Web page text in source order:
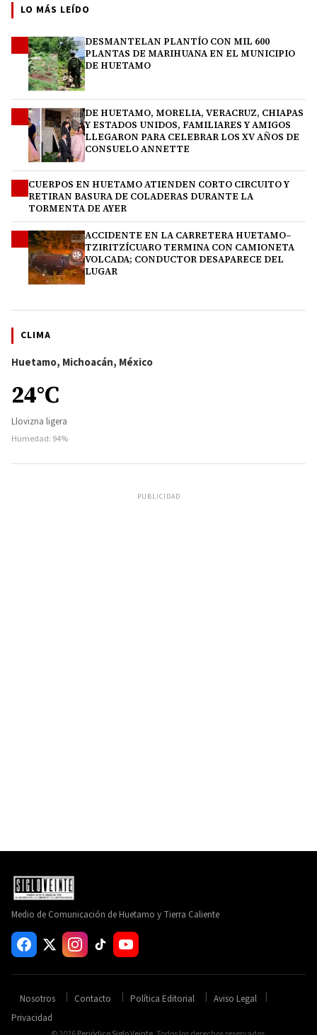
LO MÁS LEÍDO
DESMANTELAN PLANTÍO CON MIL 600
PLANTAS DE MARIHUANA EN EL MUNICIPIO
DE HUETAMO
DE HUETAMO, MORELIA, VERACRUZ, CHIAPAS
Y ESTADOS UNIDOS, FAMILIARES Y AMIGOS
LLEGARON PARA CELEBRAR LOS XV AÑOS DE
CONSUELO ANNETTE
CUERPOS EN HUETAMO ATIENDEN CORTO CIRCUITO Y
RETIRAN BASURA DE COLADERAS DURANTE LA
TORMENTA DE AYER
ACCIDENTE EN LA CARRETERA HUETAMO–
TZIRITZÍCUARO TERMINA CON CAMIONETA
VOLCADA; CONDUCTOR DESAPARECE DEL
LUGAR
CLIMA
Huetamo, Michoacán, México
24°C
Llovizna ligera
Humedad: 94%
PUBLICIDAD
Medio de Comunicación de Huetamo y Tierra Caliente
Nosotros Contacto Política Editorial
Aviso Legal
Privacidad